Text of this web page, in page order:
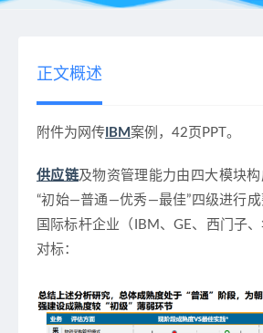
正文概述
附件为网传 IBM案例，42页PPT。
供应链及物资管理能力由四大模块
“初始—普通—优秀—最佳”四级进行
国际标杆企业（IBM、GE、西门子
对标：